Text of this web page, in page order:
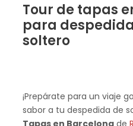
Tour de tapas
para
soltero
¡Prepárate para un viaje
sabor a tu despedida de
Tapas en Barcelona de